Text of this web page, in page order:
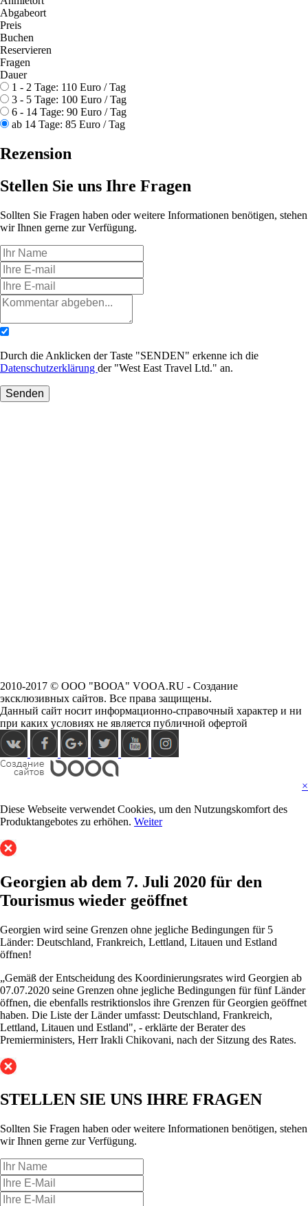
Abgabeort
Preis
Buchen
Reservieren
Fragen
Dauer
1 - 2 Tage: 110 Euro / Tag
3 - 5 Tage: 100 Euro / Tag
6 - 14 Tage: 90 Euro / Tag
ab 14 Tage: 85 Euro / Tag
Rezension
Stellen Sie uns Ihre Fragen
Sollten Sie Fragen haben oder weitere Informationen benötigen, stehen
wir Ihnen gerne zur Verfügung.
Durch die Anklicken der Taste "SENDEN" erkenne ich die
Datenschutzerklärung der "West East Travel Ltd." an.
Senden
2010-2017 © ООО "ВООА" VOOA.RU - Создание
эксклюзивных сайтов. Все права защищены.
Данный сайт носит информационно-справочный характер и ни
при каких условиях не является публичной офертой
×
Diese Webseite verwendet Cookies, um den Nutzungskomfort des
Produktangebotes zu erhöhen. Weiter
Georgien ab dem 7. Juli 2020 für den
Tourismus wieder geöffnet
Georgien wird seine Grenzen ohne jegliche Bedingungen für 5
Länder: Deutschland, Frankreich, Lettland, Litauen und Estland
öffnen!
„Gemäß der Entscheidung des Koordinierungsrates wird Georgien ab
07.07.2020 seine Grenzen ohne jegliche Bedingungen für fünf Länder
öffnen, die ebenfalls restriktionslos ihre Grenzen für Georgien geöffnet
haben. Die Liste der Länder umfasst: Deutschland, Frankreich,
Lettland, Litauen und Estland", - erklärte der Berater des
Premierministers, Herr Irakli Chikovani, nach der Sitzung des Rates.
STELLEN SIE UNS IHRE FRAGEN
Sollten Sie Fragen haben oder weitere Informationen benötigen, stehen
wir Ihnen gerne zur Verfügung.